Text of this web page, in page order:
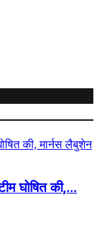
घोषित की,...